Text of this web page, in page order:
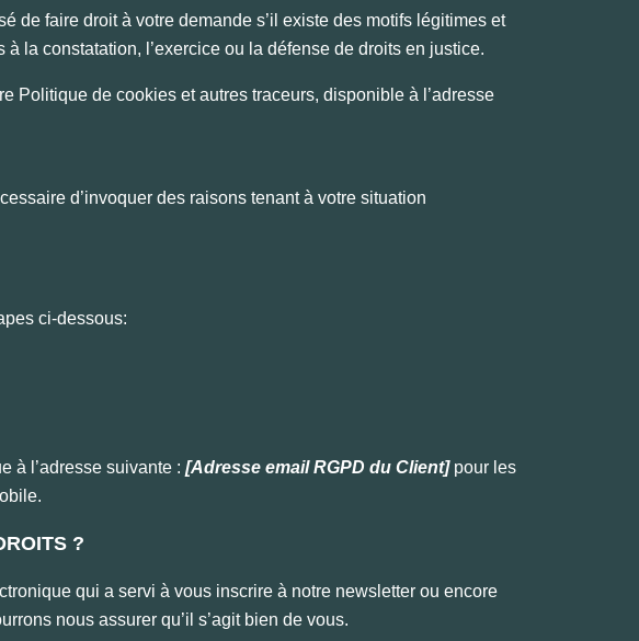
de faire droit à votre demande s’il existe des motifs légitimes et
la constatation, l’exercice ou la défense de droits en justice.
Politique de cookies et autres traceurs, disponible à l’adresse
d’invoquer des raisons tenant à votre situation
ci-dessous:
à l’adresse suivante : [Adresse email RGPD du Client] pour les
?
qui a servi à vous inscrire à notre newsletter ou encore
nous assurer qu’il s’agit bien de vous.